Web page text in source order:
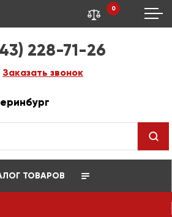
228-71-26
Заказать звонок
0
ТОВАРОВ